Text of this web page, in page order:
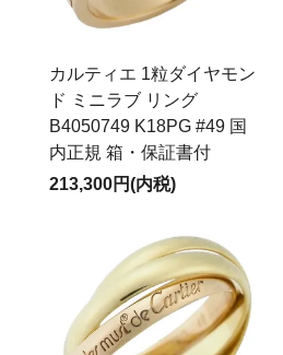
カルティエ 1粒ダイヤモン
ド ミニラブ リング
B4050749 K18PG #49 国
内正規 箱・保証書付
213,300円(内税)